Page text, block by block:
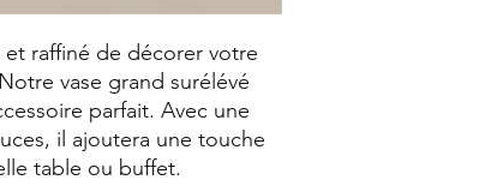
raffiné de décorer votre
vase grand surélévé
parfait. Avec une
il ajoutera une touche
table ou buffet.